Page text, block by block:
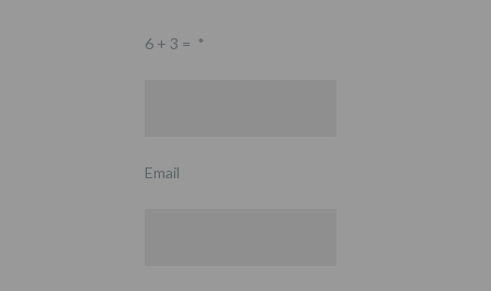
6 + 3 = *
Email